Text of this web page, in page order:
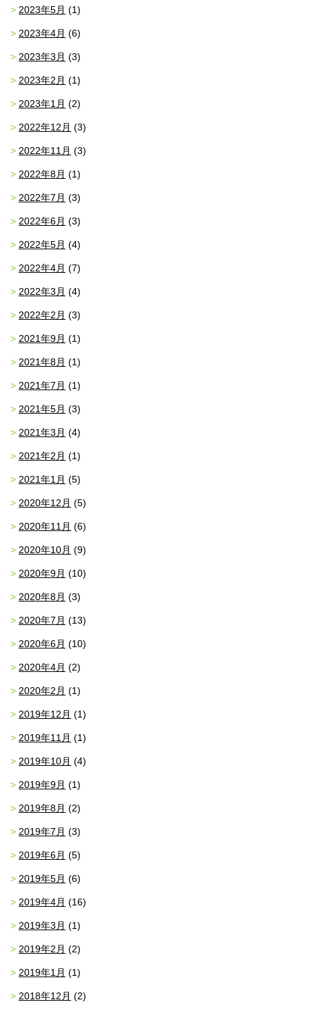
2023年5月 (1)
2023年4月 (6)
2023年3月 (3)
2023年2月 (1)
2023年1月 (2)
2022年12月 (3)
2022年11月 (3)
2022年8月 (1)
2022年7月 (3)
2022年6月 (3)
2022年5月 (4)
2022年4月 (7)
2022年3月 (4)
2022年2月 (3)
2021年9月 (1)
2021年8月 (1)
2021年7月 (1)
2021年5月 (3)
2021年3月 (4)
2021年2月 (1)
2021年1月 (5)
2020年12月 (5)
2020年11月 (6)
2020年10月 (9)
2020年9月 (10)
2020年8月 (3)
2020年7月 (13)
2020年6月 (10)
2020年4月 (2)
2020年2月 (1)
2019年12月 (1)
2019年11月 (1)
2019年10月 (4)
2019年9月 (1)
2019年8月 (2)
2019年7月 (3)
2019年6月 (5)
2019年5月 (6)
2019年4月 (16)
2019年3月 (1)
2019年2月 (2)
2019年1月 (1)
2018年12月 (2)